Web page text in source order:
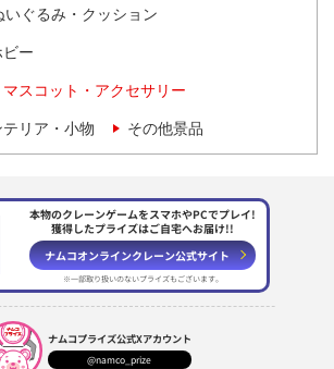
いぐるみ・クッション
ー
スコット・アクセサリー
リア・小物 その他景品
本物のクレーンゲームをスマホやPCでプレイ!
獲得したプライズはご自宅へお届け!!
ナムコオンラインクレーン公式サイト
※一部取り扱いのないプライズもございます。
ナムコプライズ公式Xアカウント
@namco_prize